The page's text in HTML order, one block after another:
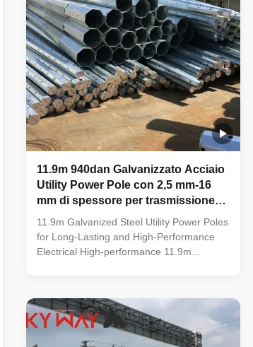
11.9m 940dan Galvanizzato Acciaio
Utility Power Pole con 2,5 mm-16
mm di spessore per trasmissione
elettrica di lunga durata
11.9m Galvanized Steel Utility Power Poles
for Long-Lasting and High-Performance
Electrical High-performance 11.9m
various electrical applications. Key
Features: Specification Details Pole's
height All available Type Straight Pole,
Tensile Pole, Turn Pole, etc Shape of pole